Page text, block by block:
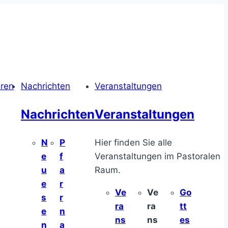
Nachrichten
Nachrichten
N
e
u
e
s
e
n
P
f
a
r
r
n
a
Veranstaltungen
Veranstaltungen
Hier finden Sie alle
Veranstaltungen im Pastoralen
Raum.
Ve
ra
ns
Ve
ra
ns
Go
tt
es